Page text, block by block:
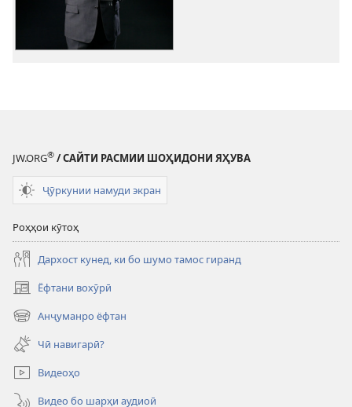
JW.ORG® / САЙТИ РАСМИИ ШОҲИДОНИ ЯҲУВА
Ҷӯркунии намуди экран
Роҳҳои кӯтоҳ
Дархост кунед, ки бо шумо тамос гиранд
Ёфтани вохӯрӣ
(дар
саҳифаи
нав
кушода
мешавад)
Анҷуманро ёфтан
(дар
саҳифаи
нав
кушода
мешавад)
Чӣ навигарӣ?
Видеоҳо
Видео бо шарҳи аудиоӣ